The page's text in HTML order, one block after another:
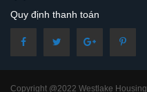
Quy định thanh toán
Copyright @2022 Westlake Housing